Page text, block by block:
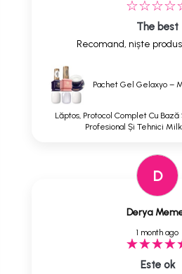
The best
Recomand, niște
Pachet Gel Gelaxyo –
Lăptos, Protocol Complet Cu Bază
Profesional Și Tehnici
D
Derya
1 month ago
Este ok